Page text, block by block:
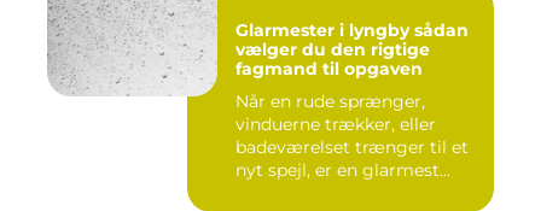
Glarmester i lyngby sådan
vælger du den rigtige
fagmand til opgaven
Når en rude sprænger,
vinduerne trækker, eller
badeværelset trænger til et
nyt spejl, er en glarmest...